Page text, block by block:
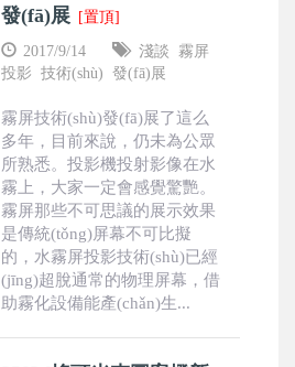
發(fā)展 [置頂]
2017/9/14 淺談
霧屏
投影 技術(shù) 發(fā)展
霧屏技術(shù)發(fā)展了這么
多年，目前來說，仍未為公眾
所熟悉。投影機投射影像在水
霧上，大家一定會感覺驚艷。
霧屏那些不可思議的展示效果
是傳統(tǒng)屏幕不可比擬
的，水霧屏投影技術(shù)已經
(jīng)超脫通常的物理屏幕，借
助霧化設備能產(chǎn)生...